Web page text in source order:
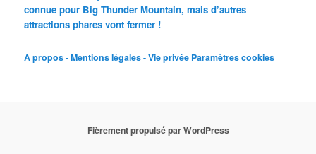
connue pour Big Thunder Mountain, mais d’autres
attractions phares vont fermer !
A propos - Mentions légales - Vie privée Paramètres cookies
Fièrement propulsé par WordPress